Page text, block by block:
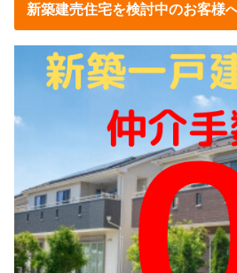
新築建売住宅を検討中のお客様